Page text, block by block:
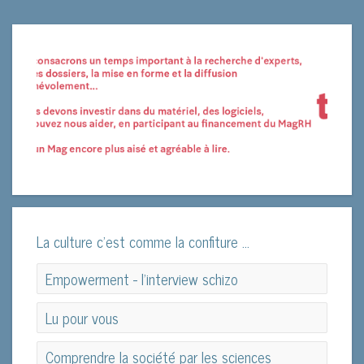
La culture c'est comme la confiture ...
Empowerment - l'interview schizo
Empowerment - l'interview schizo
Lu pour vous
Lu pour vous
Comprendre la société par les sciences